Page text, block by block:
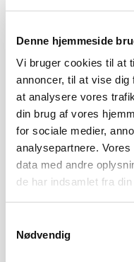
Denne hjemmeside
Vi bruger cookies til at
annoncer, til at vise
at analysere vores
din brug af vores
for sociale medier,
analysepartnere.
data med andre
de har indsamlet fra
Nødvendig
FATAH EFTER